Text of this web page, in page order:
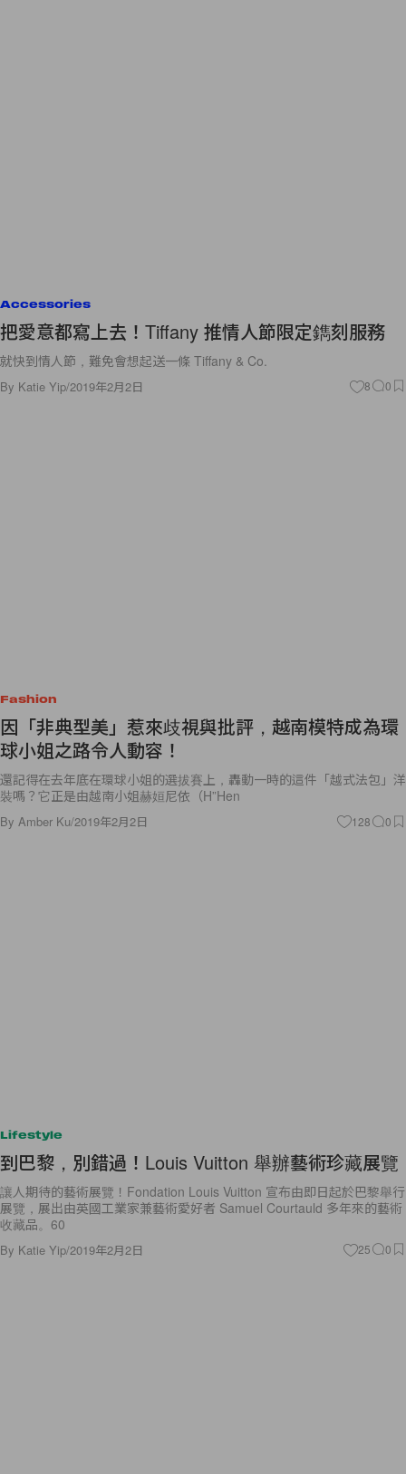
Accessories
把愛意都寫上去！Tiffany 推情人節限定鐫刻服務
就快到情人節，難免會想起送一條 Tiffany & Co.
By Katie Yip/2019年2月2日 8 0
Fashion
因「非典型美」惹來歧視與批評，越南模特成為環
球小姐之路令人動容！
還記得在去年底在環球小姐的選拔賽上，轟動一時的這件「越式法包」洋
裝嗎？它正是由越南小姐赫姮尼依（H”Hen
By Amber Ku/2019年2月2日 128 0
Lifestyle
到巴黎，別錯過！Louis Vuitton 舉辦藝術珍藏展覽
讓人期待的藝術展覽！Fondation Louis Vuitton 宣布由即日起於巴黎舉行
展覽，展出由英國工業家兼藝術愛好者 Samuel Courtauld 多年來的藝術
收藏品。60
By Katie Yip/2019年2月2日 25 0